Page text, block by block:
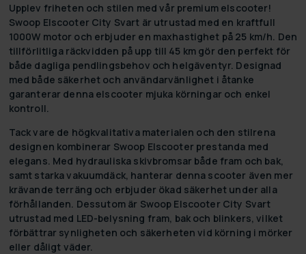
Upplev friheten och stilen med vår premium elscooter!
Swoop Elscooter City Svart är utrustad med en kraftfull
1000W motor och erbjuder en maxhastighet på 25 km/h. Den
tillförlitliga räckvidden på upp till 45 km gör den perfekt för
både dagliga pendlingsbehov och helgäventyr. Designad
med både säkerhet och användarvänlighet i åtanke
garanterar denna elscooter mjuka körningar och enkel
kontroll.
Tack vare de högkvalitativa materialen och den stilrena
designen kombinerar Swoop Elscooter prestanda med
elegans. Med hydrauliska skivbromsar både fram och bak,
samt starka vakuumdäck, hanterar denna scooter även mer
krävande terräng och erbjuder ökad säkerhet under alla
förhållanden. Dessutom är Swoop Elscooter City Svart
utrustad med LED-belysning fram, bak och blinkers, vilket
förbättrar synligheten och säkerheten vid körning i mörker
eller dåligt väder.